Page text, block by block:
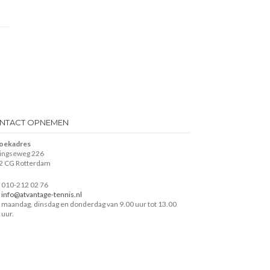
OPNEMEN
226
CG Rotterdam
010-212 02 76
info@atvantage-tennis.nl
maandag, dinsdag en donderdag van 9.00 uur tot 13.00
uur.